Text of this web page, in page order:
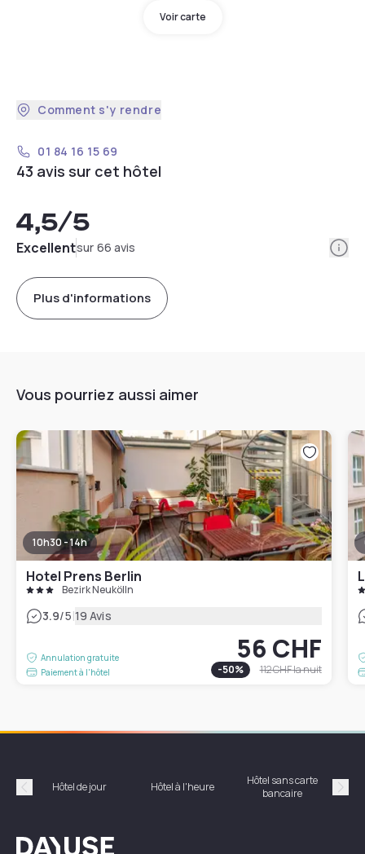
Voir carte
Comment s'y rendre
01 84 16 15 69
43 avis sur cet hôtel
4,5/5
Excellentsur 66 avis
Plus d'informations
Vous pourriez aussi aimer
10h30 - 14h
Hotel Prens Berlin
Bezirk Neukölln
3.9/5|19 Avis
Annulation gratuite
Paiement à l'hôtel
56 CHF
-50% 112 CHFla nuit
Précédent
Hôtel de jour Hôtel à l'heure
Hôtel sans carte
bancaire
Dayuse